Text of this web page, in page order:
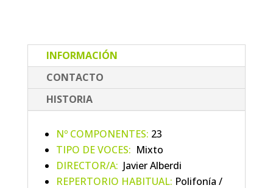
INFORMACIÓN
CONTACTO
HISTORIA
Nº COMPONENTES: 23
TIPO DE VOCES: Mixto
DIRECTOR/A: Javier Alberdi
REPERTORIO HABITUAL: Polifonía /